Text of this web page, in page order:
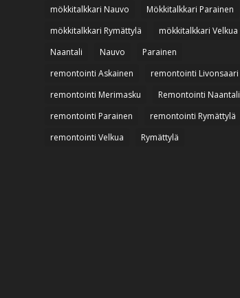
mökkitalkkari Nauvo
Mökkitalkkari Parainen
mökkitalkkari Rymättylä
mökkitalkkari Velkua
Naantali
Nauvo
Parainen
remontointi Askainen
remontointi Livonsaari
remontointi Merimasku
Remontointi Naantali
remontointi Parainen
remontointi Rymättylä
remontointi Velkua
Rymättylä